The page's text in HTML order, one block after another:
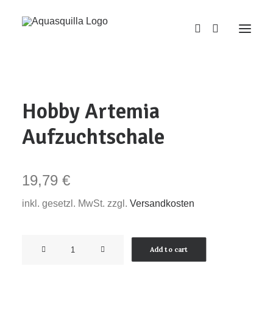
Hobby Artemia
Aufzuchtschale
19,79 €
inkl. gesetzl. MwSt. zzgl. Versandkosten
Add to cart